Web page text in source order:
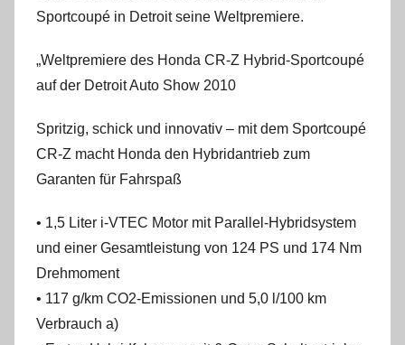
Sportcoupé in Detroit seine Weltpremiere.
„Weltpremiere des Honda CR-Z Hybrid-Sportcoupé
auf der Detroit Auto Show 2010
Spritzig, schick und innovativ – mit dem Sportcoupé
CR-Z macht Honda den Hybridantrieb zum
Garanten für Fahrspaß
• 1,5 Liter i-VTEC Motor mit Parallel-Hybridsystem
und einer Gesamtleistung von 124 PS und 174 Nm
Drehmoment
• 117 g/km CO2-Emissionen und 5,0 l/100 km
Verbrauch a)